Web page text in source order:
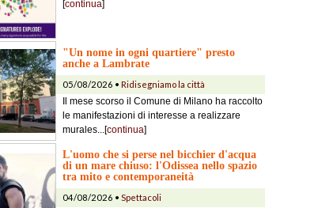
[continua]
"Un nome in ogni quartiere" presto
anche a Lambrate
05/08/2026 • Ridisegniamo la città
Il mese scorso il Comune di Milano ha raccolto
le manifestazioni di interesse a realizzare
murales...[continua]
L'uomo che si perse nel bicchier d'acqua
di un mare chiuso: l'Odissea nello spazio
tra mito e contemporaneità
04/08/2026 • Spettacoli